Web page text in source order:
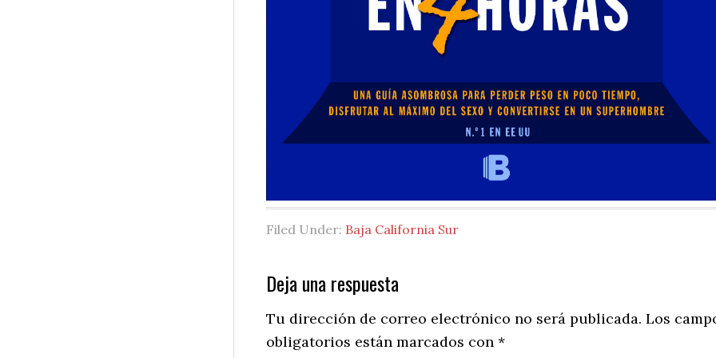
Filed Under: Baja California Sur
Reader
Interactions
Deja una respuesta
Tu dirección de correo electrónico no será publicada. Los
obligatorios están marcados con *